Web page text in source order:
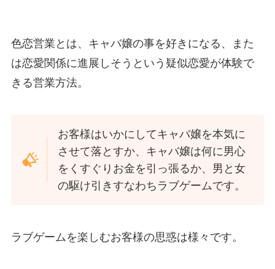
色恋営業とは、キャバ嬢の事を好きになる、また
は恋愛関係に進展しそうという疑似恋愛が体験で
きる営業方法。
お客様はいかにしてキャバ嬢を本気に
させて落とすか、キャバ嬢は何に男心
をくすぐりお金を引っ張るか、男と女
の駆け引きすなわちラブゲームです。
ラブゲームを楽しむお客様の思惑は様々です。